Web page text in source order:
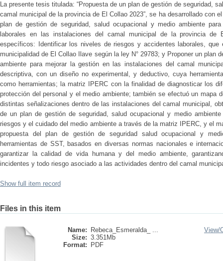
La presente tesis titulada: “Propuesta de un plan de gestión de seguridad,
camal municipal de la provincia de El Collao 2023”, se ha desarrollado con
plan de gestión de seguridad, salud ocupacional y medio ambiente
laborales en las instalaciones del camal municipal de la provincia de
específicos: Identificar los niveles de riesgos y accidentes laborales,
municipalidad de El Collao Ilave según la ley N° 29783; y Proponer un plan
ambiente para mejorar la gestión en las instalaciones del camal
descriptiva, con un diseño no experimental, y deductivo, cuya
como herramientas; la matriz IPERC con la finalidad de diagnosticar los
protección del personal y el medio ambiente; también se efectuó un mapa
distintas señalizaciones dentro de las instalaciones del camal municipal,
de un plan de gestión de seguridad, salud ocupacional y medio
riesgos y el cuidado del medio ambiente a través de la matriz IPERC, y el
propuesta del plan de gestión de seguridad salud ocupacional y
herramientas de SST, basados en diversas normas nacionales e
garantizar la calidad de vida humana y del medio ambiente,
incidentes y todo riesgo asociado a las actividades dentro del camal
Show full item record
Files in this item
Name:
Rebeca_Esmeralda_ ...
Size: 3.351Mb
Format:
PDF
View/